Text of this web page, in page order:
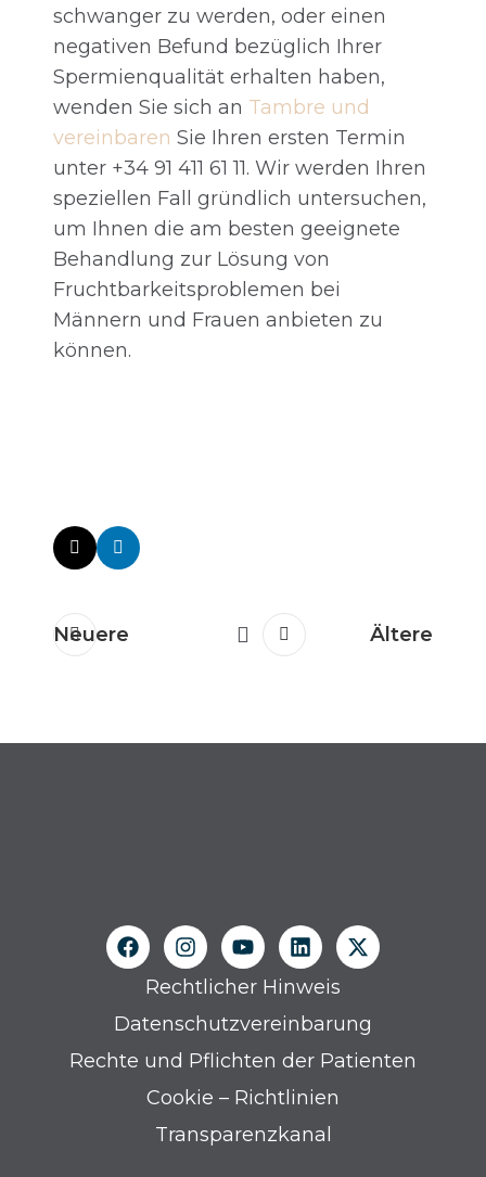
schwanger zu werden, oder einen
negativen Befund bezüglich Ihrer
Spermienqualität erhalten haben,
wenden Sie sich an Tambre und
vereinbaren Sie Ihren ersten Termin
unter +34 91 411 61 11. Wir werden Ihren
speziellen Fall gründlich untersuchen,
um Ihnen die am besten geeignete
Behandlung zur Lösung von
Fruchtbarkeitsproblemen bei
Männern und Frauen anbieten zu
können.
Neuere Ältere
Rechtlicher Hinweis
Datenschutzvereinbarung
Rechte und Pflichten der Patienten
Cookie – Richtlinien
Transparenzkanal